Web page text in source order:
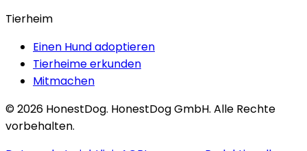
Tierheim
Einen Hund adoptieren
Tierheime erkunden
Mitmachen
©2026 HonestDog. HonestDog GmbH. Alle Rechte
vorbehalten.